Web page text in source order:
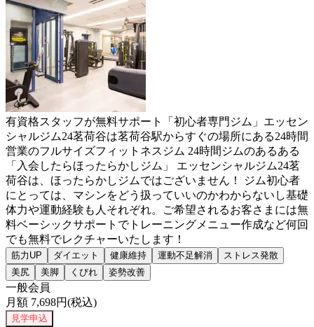
有資格スタッフが無料サポート「初心者専門ジム」エッセン
シャルジム24茗荷谷は茗荷谷駅からすぐの場所にある24時間
営業のフルサイズフィットネスジム 24時間ジムのあるある
「入会したらほったらかしジム」 エッセンシャルジム24茗
荷谷は、ほったらかしジムではございません！ ジム初心者
にとっては、マシンをどう扱っていいのかわからないし基礎
体力や運動経験も人それぞれ。ご希望されるお客さまには無
料ベーシックサポートでトレーニングメニュー作成など何回
でも無料でレクチャーいたします！
筋力UP ダイエット 健康維持 運動不足解消
ストレス発散
美尻
美脚 くびれ 姿勢改善
一般会員
月額 7,698円(税込)
見学申込